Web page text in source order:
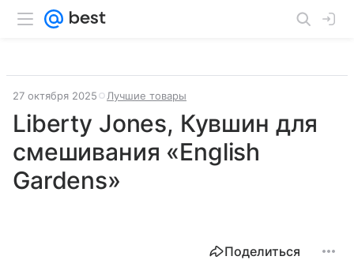
27 октября 2025 Лучшие товары
Liberty Jones, Кувшин для
смешивания «English
Gardens»
Поделиться